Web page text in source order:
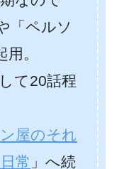
「ペルソ
。
て20話程
屋のそれ
常 」へ続